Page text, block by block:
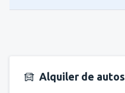
Alquiler de autos